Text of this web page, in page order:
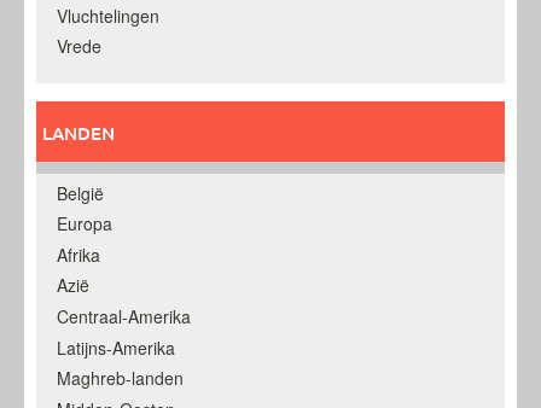
Vluchtelingen
Vrede
LANDEN
België
Europa
Afrika
Azië
Centraal-Amerika
Latijns-Amerika
Maghreb-landen